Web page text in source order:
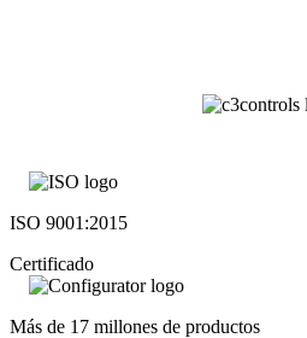
ISO 9001:2015
Certificado
Más de 17 millones de productos